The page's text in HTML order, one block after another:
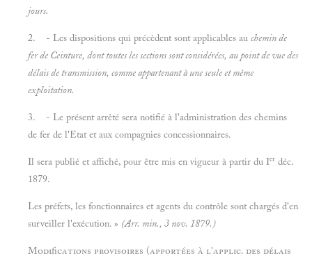
jours.
2. - Les dispositions qui précèdent sont applicables au chemin de
fer de Ceinture, dont toutes les sections sont considérées, au point de vue des
délais de transmission, comme appartenant à une seule et même
exploitation.
3. - Le présent arrêté sera notifié à l'administration des chemins
de fer de l'Etat et aux compagnies concessionnaires.
Il sera publié et affiché, pour être mis en vigueur à partir du Ier déc.
1879.
Les préfets, les fonctionnaires et agents du contrôle sont chargés d'en
surveiller l'exécution. » (Arr. min., 3 nov. 1879.)
Modifications provisoires (apportées à l'applic. des délais